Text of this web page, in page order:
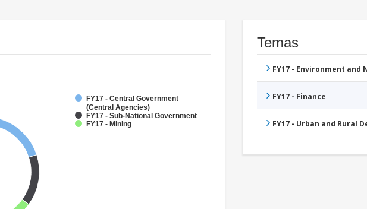
FY17 - Central Government
(Central Agencies)
FY17 - Sub-National Government
FY17 - Mining
Temas
FY17 - Environment
FY17 - Finance
FY17 - Urban and Rural